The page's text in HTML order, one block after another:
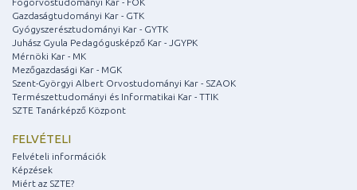
Fogorvostudományi Kar - FOK
Gazdaságtudományi Kar - GTK
Gyógyszerésztudományi Kar - GYTK
Juhász Gyula Pedagógusképző Kar - JGYPK
Mérnöki Kar - MK
Mezőgazdasági Kar - MGK
Szent-Györgyi Albert Orvostudományi Kar - SZAOK
Természettudományi és Informatikai Kar - TTIK
SZTE Tanárképző Központ
FELVÉTELI
Felvételi információk
Képzések
Miért az SZTE?